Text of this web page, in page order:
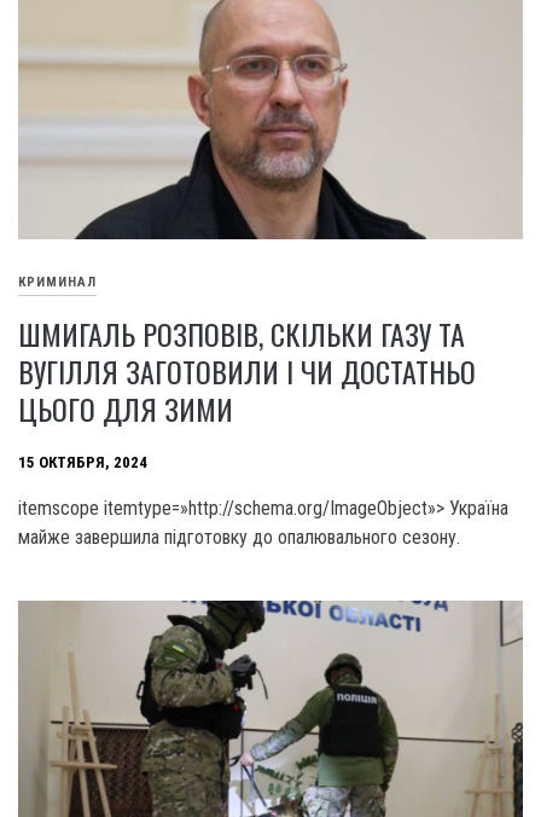
КРИМИНАЛ
ШМИГАЛЬ РОЗПОВІВ, СКІЛЬКИ ГАЗУ ТА
ВУГІЛЛЯ ЗАГОТОВИЛИ І ЧИ ДОСТАТНЬО
ЦЬОГО ДЛЯ ЗИМИ
15 ОКТЯБРЯ, 2024
itemscope itemtype=»http://schema.org/ImageObject»> Україна
майже завершила підготовку до опалювального сезону.